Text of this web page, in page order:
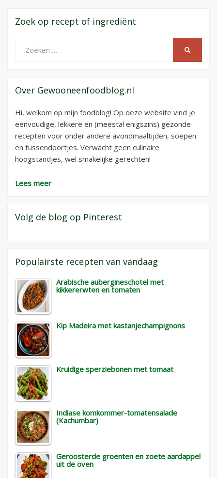
Zoek op recept of ingrediënt
naar:
Over Gewooneenfoodblog.nl
Hi, welkom op mijn foodblog! Op deze website vind je
eenvoudige, lekkere en (meestal enigszins) gezonde
recepten voor onder andere avondmaaltijden, soepen
en tussendoortjes. Verwacht geen culinaire
hoogstandjes, wel smakelijke gerechten!
Lees meer
Volg de blog op Pinterest
Populairste recepten van vandaag
Arabische aubergineschotel met
kikkererwten en tomaten
Kip Madeira met kastanjechampignons
Kruidige sperziebonen met tomaat
Indiase komkommer-tomatensalade
(Kachumbar)
Geroosterde groenten en zoete aardappel
uit de oven